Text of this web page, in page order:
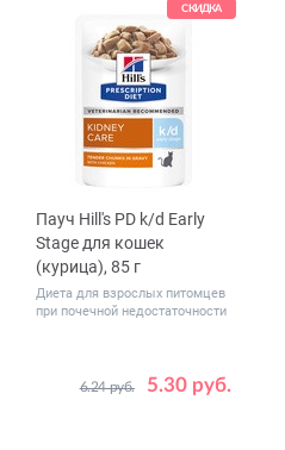
СКИДКА
Пауч Hill's PD k/d Early
Stage для кошек
(курица), 85 г
Диета для взрослых питомцев
при почечной недостаточности
5.30 руб.
6.24 руб.
Количество
1 12